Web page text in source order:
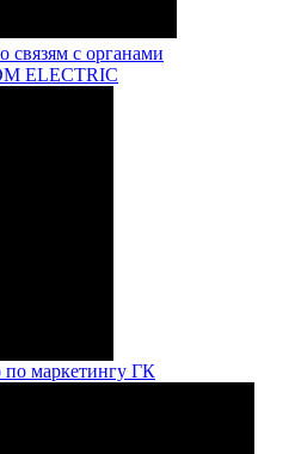
связям с органами
ELECTRIC
по маркетингу ГК